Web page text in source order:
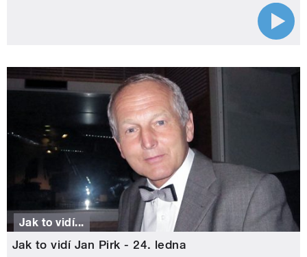
Jak to vidí...
Jak to vidí Jan Pirk - 24. ledna